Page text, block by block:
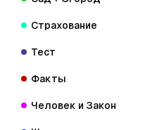
Страхование
Тест
Факты
Человек и Закон